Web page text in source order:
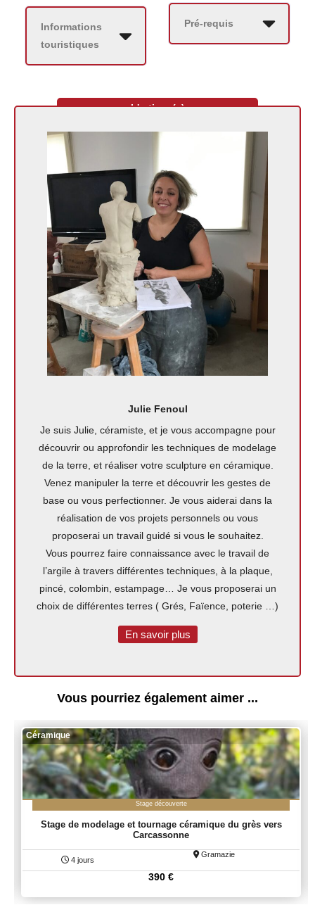
Informations
touristiques
Pré-requis
L'artisan(e)
Julie Fenoul
Je suis Julie, céramiste, et je vous accompagne pour
découvrir ou approfondir les techniques de modelage
de la terre, et réaliser votre sculpture en céramique.
Venez manipuler la terre et découvrir les gestes de
base ou vous perfectionner. Je vous aiderai dans la
réalisation de vos projets personnels ou vous
proposerai un travail guidé si vous le souhaitez.
Vous pourrez faire connaissance avec le travail de
l’argile à travers différentes techniques, à la plaque,
pincé, colombin, estampage… Je vous proposerai un
choix de différentes terres ( Grés, Faïence, poterie …)
En savoir plus
Vous pourriez également aimer ...
Céramique
Stage découverte
Stage de modelage et tournage céramique du grès vers
Carcassonne
4 jours
Gramazie
390 €